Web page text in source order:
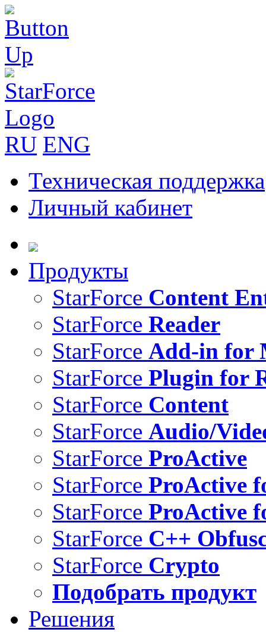
RU ENG
Техническая поддержка
Личный кабинет
Продукты
StarForce Content
StarForce Reader
StarForce Add-in for
StarForce Plugin for
StarForce Content
StarForce Audio/
StarForce ProActive
StarForce ProActive
StarForce ProActive
StarForce C++
StarForce Crypto
Подобрать продукт
Решения